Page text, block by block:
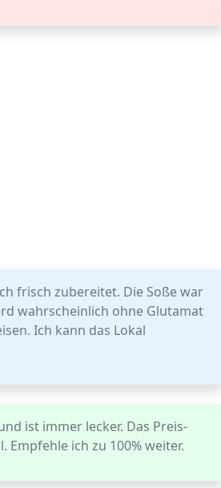
frisch zubereitet. Die Soße war
wahrscheinlich ohne Glutamat
Ich kann das Lokal
ist immer lecker. Das Preis-
ich zu 100% weiter.